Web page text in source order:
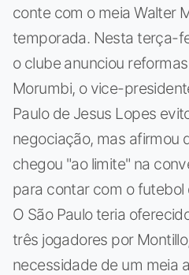
conte com o meia Walter
temporada. Nesta terça-
o clube anunciou
Morumbi, o vice-
Paulo de Jesus Lopes
negociação, mas afirmou
chegou "ao limite" na
para contar com o futebol
O São Paulo teria
três jogadores por
necessidade de um meia